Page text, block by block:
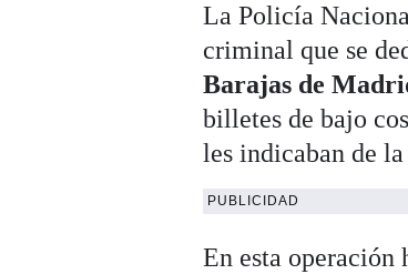
La Policía
criminal que se
Barajas de
billetes de bajo
les indicaban de
PUBLICIDAD
En esta operación